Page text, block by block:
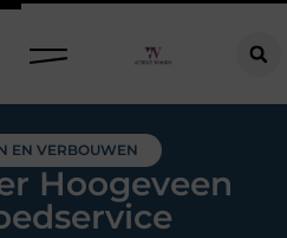
EN VERBOUWEN
Hoogeveen